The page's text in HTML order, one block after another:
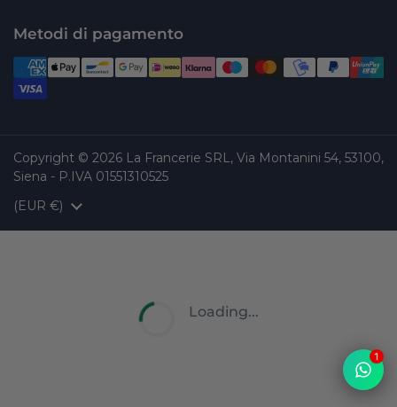
Metodi di pagamento
Copyright © 2026 La Francerie SRL, Via Montanini 54, 53100,
Siena - P.IVA 01551310525
Paese/Area geografica
(EUR €)
1
Loading...